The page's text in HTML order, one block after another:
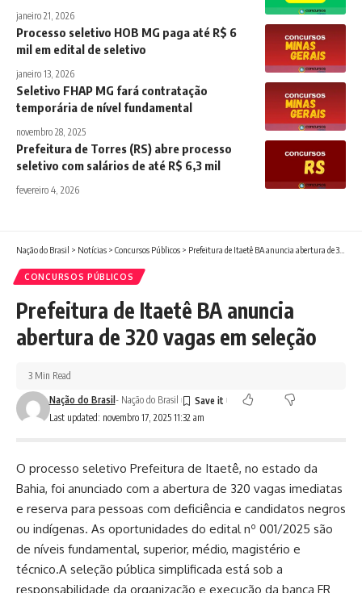
janeiro 21, 2026
Processo seletivo HOB MG paga até R$ 6
mil em edital de seletivo
janeiro 13, 2026
Seletivo FHAP MG fará contratação
temporária de nível fundamental
novembro 28, 2025
Prefeitura de Torres (RS) abre processo
seletivo com salários de até R$ 6,3 mil
fevereiro 4, 2026
Nação do Brasil > Notícias > Concursos Públicos > Prefeitura de Itaetê BA anuncia abertura de 320 vagas em seleção
CONCURSOS PÚBLICOS
Prefeitura de Itaetê BA anuncia
abertura de 320 vagas em seleção
Last updated: novembro 17, 2025 11:32 am
Nação do Brasil- Nação do Brasil
3 Min Read
O processo seletivo Prefeitura de Itaetê, no estado da
Bahia, foi anunciado com a abertura de 320 vagas imediatas
e reserva para pessoas com deficiência e candidatos negros
ou indígenas. As oportunidades do edital nº 001/2025 são
de níveis fundamental, superior, médio, magistério e
técnico.A seleção pública simplificada está sob a
responsabilidade da organização e execução da banca FR